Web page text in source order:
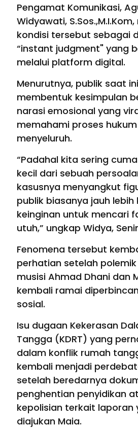
Pengamat Komunikasi,
Widyawati,
kondisi tersebut sebagai
“instant judgment" yang
melalui platform digital.
Menurutnya, publik saat
membentuk kesimpulan
narasi emosional yang
memahami proses
menyeluruh.
“Padahal kita sering
kecil dari sebuah
kasusnya menyangkut
publik biasanya jauh
keinginan untuk mencari
utuh,” ungkap Widya,
Fenomena tersebut
perhatian setelah
musisi Ahmad Dhani dan
kembali ramai
sosial.
Isu dugaan Kekerasan
Tangga (KDRT) yang
dalam konflik rumah
kembali menjadi
setelah beredarnya
penghentian penyidikan
kepolisian terkait laporan
diajukan Maia.